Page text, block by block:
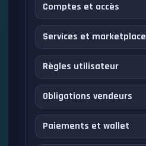
Comptes et accès
Services et marketplace
Règles utilisateur
Obligations vendeurs
Paiements et wallet